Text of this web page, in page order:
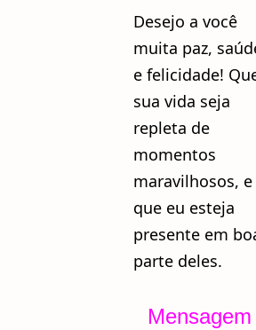
Desejo a você
muita paz,
e felicidade!
sua vida seja
repleta de
momentos
maravilhosos, e
que eu esteja
presente em
parte deles.
Mensagem